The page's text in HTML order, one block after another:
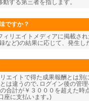
する第三者を指します。
ですか？
ィリエイトメディアに掲載さ
など)の結果に応じて、発生し
エイトで得た成果報酬とは
は違うので､ログイン後の管
合計が￥３０００を超えた
座に支払います｡)